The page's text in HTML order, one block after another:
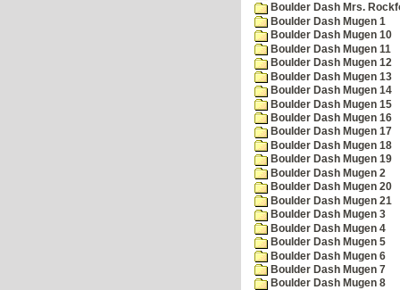
Boulder Dash Mrs.
Boulder Dash Mugen 1
Boulder Dash Mugen 10
Boulder Dash Mugen 11
Boulder Dash Mugen 12
Boulder Dash Mugen 13
Boulder Dash Mugen 14
Boulder Dash Mugen 15
Boulder Dash Mugen 16
Boulder Dash Mugen 17
Boulder Dash Mugen 18
Boulder Dash Mugen 19
Boulder Dash Mugen 2
Boulder Dash Mugen 20
Boulder Dash Mugen 21
Boulder Dash Mugen 3
Boulder Dash Mugen 4
Boulder Dash Mugen 5
Boulder Dash Mugen 6
Boulder Dash Mugen 7
Boulder Dash Mugen 8